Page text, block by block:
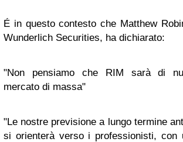
É in questo contesto che Matthew
Wunderlich Securities, ha dichiarato:
"Non pensiamo che RIM sarà di
mercato di massa"
"Le nostre previsione a lungo termine
si orienterà verso i professionisti, con